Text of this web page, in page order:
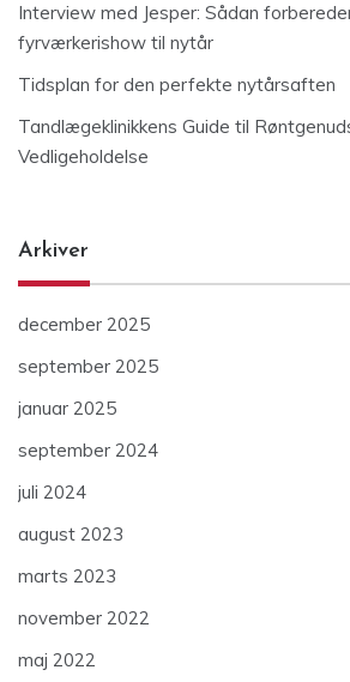
Interview med Jesper: Sådan
fyrværkerishow til nytår
Tidsplan for den perfekte nytårsaften
Tandlægeklinikkens Guide til
Vedligeholdelse
Arkiver
december 2025
september 2025
januar 2025
september 2024
juli 2024
august 2023
marts 2023
november 2022
maj 2022